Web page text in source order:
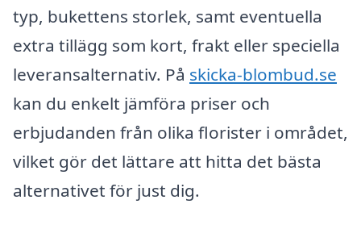
typ, bukettens storlek, samt eventuella
extra tillägg som kort, frakt eller speciella
leveransalternativ. På skicka-blombud.se
kan du enkelt jämföra priser och
erbjudanden från olika florister i området,
vilket gör det lättare att hitta det bästa
alternativet för just dig.